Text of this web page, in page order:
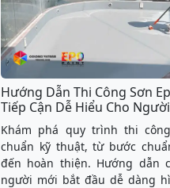
Hướng Dẫn Thi Công Sơn
Tiếp Cận Dễ Hiểu Cho
Khám phá quy trình thi
chuẩn kỹ thuật, từ bước
đến hoàn thiện. Hướng dẫn
người mới bắt đầu dễ dàng